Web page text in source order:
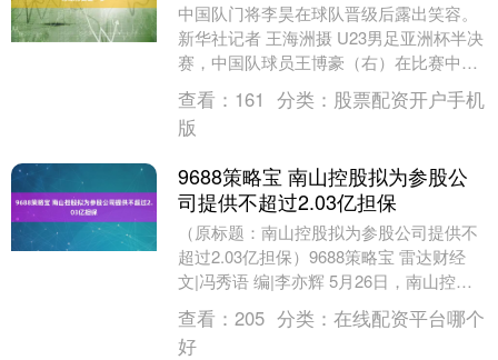
中国队门将李昊在球队晋级后露出笑容。
新华社记者 王海洲摄 U23男足亚洲杯半决
赛，中国队球员王博豪（右）在比赛中拼
抢。新华社记者 王海洲摄 北京时间1月21
日凌....
查看： 161 分类： 股票配资开户手机
版
9688策略宝 南山控股拟为参股公
司提供不超过2.03亿担保
（原标题：南山控股拟为参股公司提供不
超过2.03亿担保）9688策略宝 雷达财经
文|冯秀语 编|李亦辉 5月26日，南山控股
（证券代码：002314）发布公告....
查看： 205 分类： 在线配资平台哪个
好